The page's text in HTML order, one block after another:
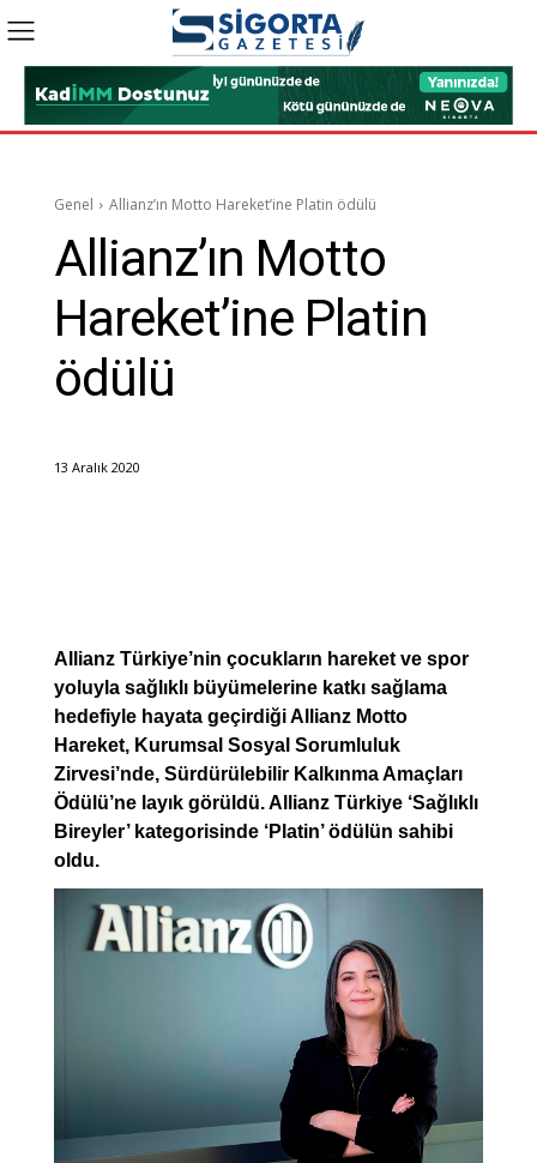
Genel Allianz’ın Motto Hareket’ine Platin ödülü
Allianz’ın Motto
Hareket’ine Platin
ödülü
13 Aralık 2020
Allianz Türkiye’nin çocukların hareket ve spor
yoluyla sağlıklı büyümelerine katkı sağlama
hedefiyle hayata geçirdiği Allianz Motto
Hareket, Kurumsal Sosyal Sorumluluk
Zirvesi’nde, Sürdürülebilir Kalkınma Amaçları
Ödülü’ne layık görüldü. Allianz Türkiye ‘Sağlıklı
Bireyler’ kategorisinde ‘Platin’ ödülün sahibi
oldu.